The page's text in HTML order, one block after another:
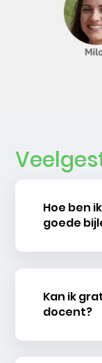
Hoe ben
goede
Kan ik
docent?